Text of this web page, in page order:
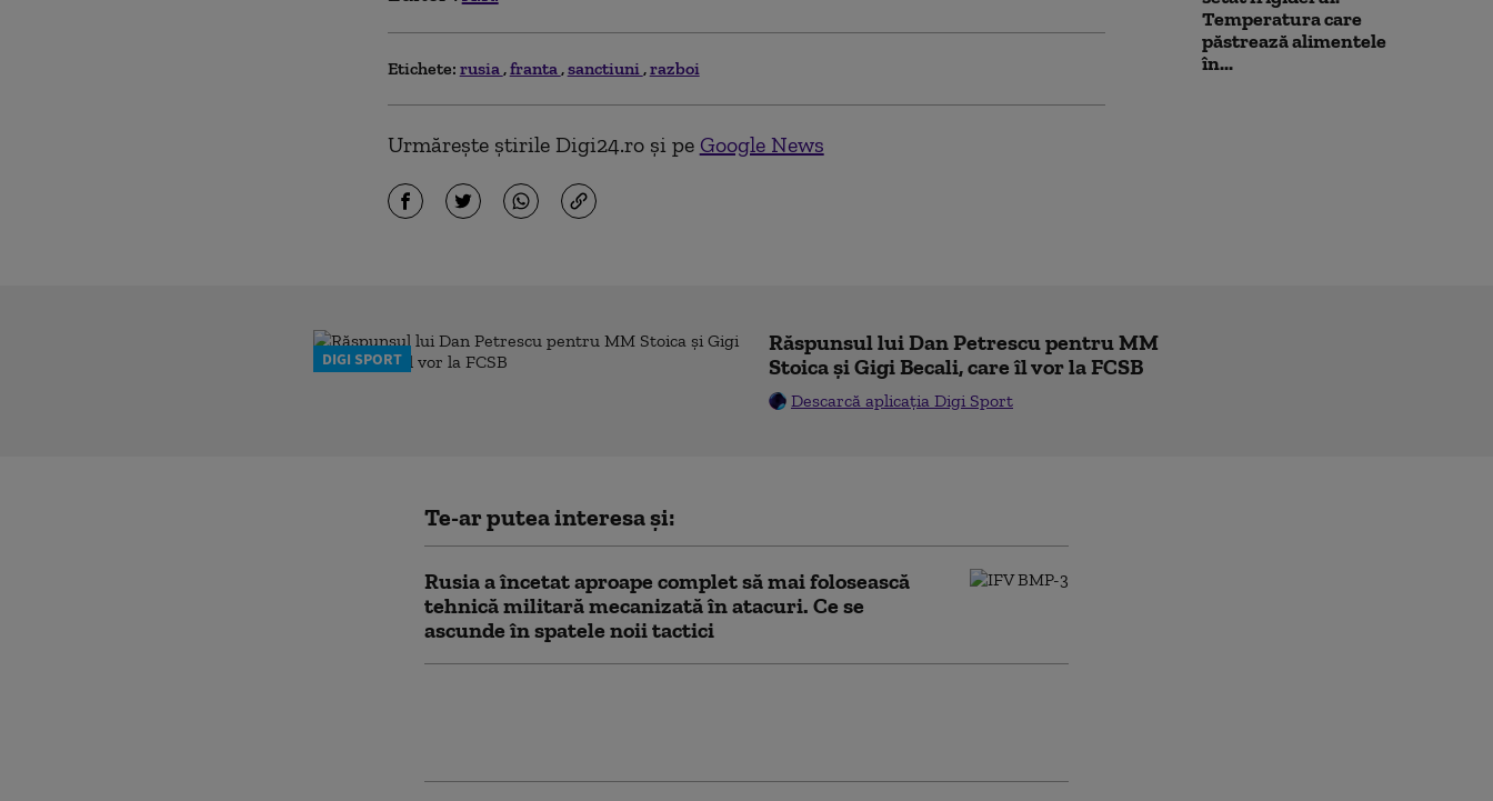
Etichete: rusia franta sanctiuni razboi
Urmărește știrile Digi24.ro și pe Google News
Temperatura care
păstrează alimentele
în...
DIGI SPORT
Răspunsul lui Dan Petrescu pentru MM
Stoica și Gigi Becali, care îl vor la FCSB
Descarcă aplicația Digi Sport
Te-ar putea interesa și:
Rusia a încetat aproape complet să mai folosească
tehnică militară mecanizată în atacuri. Ce se
ascunde în spatele noii tactici